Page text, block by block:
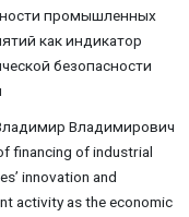
промышленных
как индикатор
безопасности
Владимирович
financing of industrial
innovation and
activity as the economic